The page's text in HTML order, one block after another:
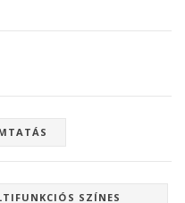
SZÍNES